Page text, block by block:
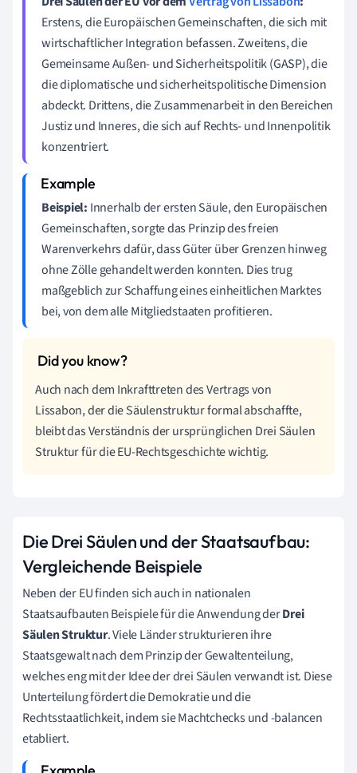
Erstens, die Europäischen Gemeinschaften, die sich mit
wirtschaftlicher Integration befassen. Zweitens, die
Gemeinsame Außen- und Sicherheitspolitik (GASP), die
die diplomatische und sicherheitspolitische Dimension
abdeckt. Drittens, die Zusammenarbeit in den Bereichen
Justiz und Inneres, die sich auf Rechts- und Innenpolitik
konzentriert.
Beispiel: Innerhalb der ersten Säule, den Europäischen
Gemeinschaften, sorgte das Prinzip des freien
Warenverkehrs dafür, dass Güter über Grenzen hinweg
ohne Zölle gehandelt werden konnten. Dies trug
maßgeblich zur Schaffung eines einheitlichen Marktes
bei, von dem alle Mitgliedstaaten profitieren.
Auch nach dem Inkrafttreten des Vertrags von
Lissabon, der die Säulenstruktur formal abschaffte,
bleibt das Verständnis der ursprünglichen Drei Säulen
Struktur für die EU-Rechtsgeschichte wichtig.
Die Drei Säulen und der Staatsaufbau:
Vergleichende Beispiele
Neben der EU finden sich auch in nationalen
Staatsaufbauten Beispiele für die Anwendung derDrei
Säulen Struktur. Viele Länder strukturieren ihre
Staatsgewalt nach dem Prinzip der Gewaltenteilung,
welches eng mit der Idee der drei Säulen verwandt ist. Diese
Unterteilung fördert die Demokratie und die
Rechtsstaatlichkeit, indem sie Machtchecks und -balancen
etabliert.